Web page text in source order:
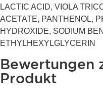
LACTIC ACID, VIOLA
ACETATE, PANTHENOL,
HYDROXIDE, SODIUM
ETHYLHEXYLGLYCERIN
Bewertungen
Produkt